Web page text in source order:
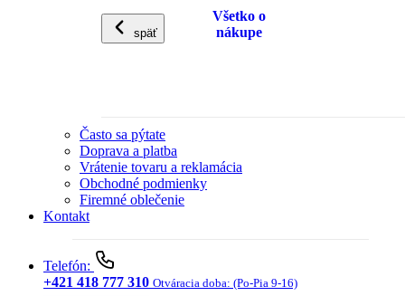
späť
Všetko o
nákupe
Často sa pýtate
Doprava a platba
Vrátenie tovaru a reklamácia
Obchodné podmienky
Firemné oblečenie
Kontakt
Telefón:
+421 418 777 310 Otváracia doba: (Po-Pia 9-16)